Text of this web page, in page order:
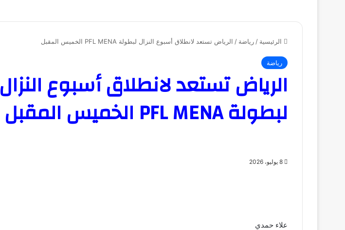
الرئيسية / رياضة / الرياض تستعد لانطلاق أسبوع النزال لبطولة PFL MENA الخميس المقبل
رياضة
الرياض تستعد لانطلاق أسبوع النزال
لبطولة PFL MENA الخميس المقبل
8 يوليو، 2026
علاء حمدي